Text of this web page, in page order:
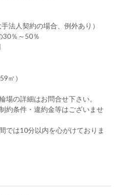
人契約の場合、例外あり）
30％～50％
㎡）
の詳細はお問合せ下さい。
約条件・違約金等はございませ
では10分以内を心がけておりま